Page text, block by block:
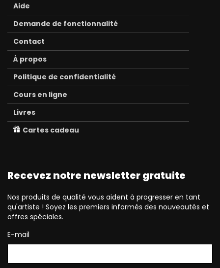
Aide
Demande de fonctionnalité
Contact
À propos
Politique de confidentialité
Cours en ligne
Livres
Cartes cadeau
Recevez notre newsletter gratuite
Nos produits de qualité vous aident à progresser en tant
qu'artiste ! Soyez les premiers informés des nouveautés et
offres spéciales.
E-mail